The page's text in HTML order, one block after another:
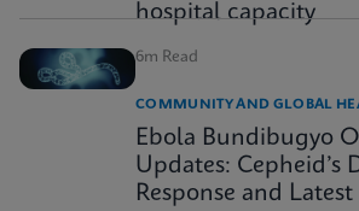
hospital capacity
6m Read
COMMUNITY AND GLOBAL
Ebola Bundibugyo
Updates: Cepheid’s
Response and